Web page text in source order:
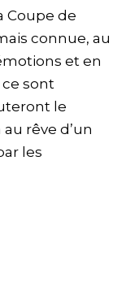
Coupe de
connue, au
et en
sont
le
rêve d’un
les